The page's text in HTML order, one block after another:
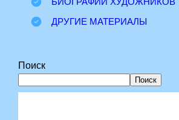
ДРУГИЕ МАТЕРИАЛЫ
Поиск
Поиск